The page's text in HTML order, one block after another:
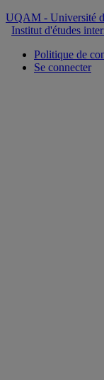
UQAM - Université
Institut d'études
Politique de
Se connecter